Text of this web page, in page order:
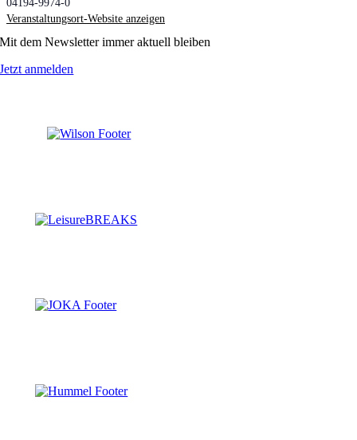
04194-9974-0
Veranstaltungsort-Website anzeigen
Mit dem Newsletter immer aktuell bleiben
Jetzt anmelden